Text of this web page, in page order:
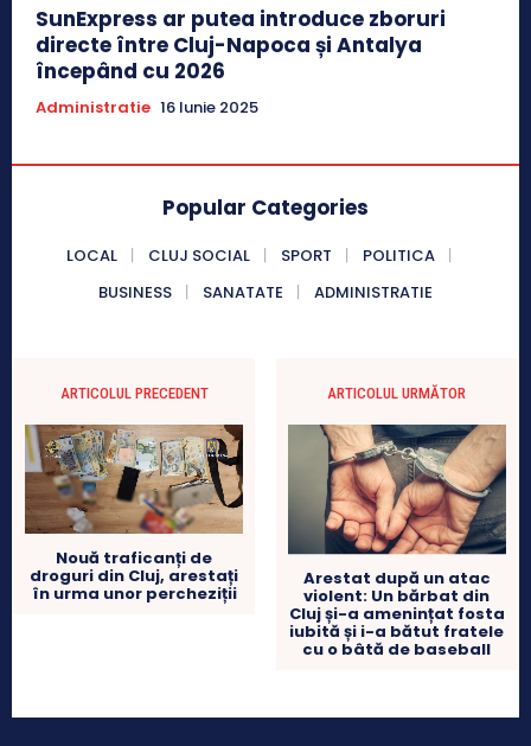
SunExpress ar putea introduce zboruri
directe între Cluj-Napoca și Antalya
începând cu 2026
Administratie 16 Iunie 2025
Popular Categories
LOCAL CLUJ SOCIAL SPORT
POLITICA
BUSINESS
SANATATE ADMINISTRATIE
ARTICOLUL PRECEDENT
Nouă traficanți de
droguri din Cluj, arestați
în urma unor percheziții
ARTICOLUL URMĂTOR
Arestat după un atac
violent: Un bărbat din
Cluj și-a amenințat fosta
iubită și i-a bătut fratele
cu o bâtă de baseball